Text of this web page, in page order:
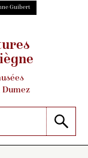
Guibert